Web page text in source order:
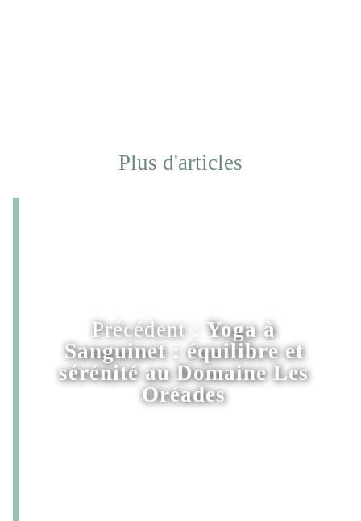
Plus d'articles
Précédent : Yoga à
Sanguinet : équilibre et
sérénité au Domaine Les
Oréades